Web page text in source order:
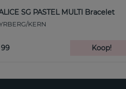
SG PASTEL MULTI Bracelet
KERN
Koop!